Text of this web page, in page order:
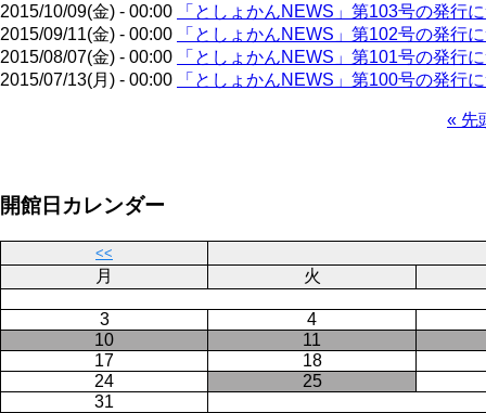
2015/10/09(金) - 00:00
「としょかんNEWS」第103号の発行
2015/09/11(金) - 00:00
「としょかんNEWS」第102号の発行
2015/08/07(金) - 00:00
「としょかんNEWS」第101号の発行
2015/07/13(月) - 00:00
「としょかんNEWS」第100号の発行
送
先
« 先
開館日カレンダー
<<
月 火
3
4
10
11
17
18
24
25
31